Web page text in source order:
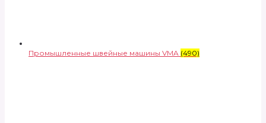
Промышленные швейные машины VMA (490)